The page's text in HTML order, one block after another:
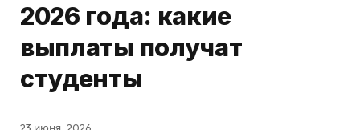
2026 года: какие
выплаты получат
студенты